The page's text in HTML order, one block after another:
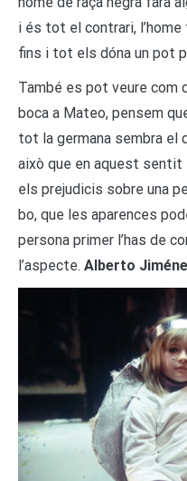
i és tot el contrari,
fins i tot els dóna un pot
També es pot veure com
boca a Mateo, pensem
tot la germana sembra el
això que en aquest sentit
els prejudicis sobre una
bo, que les aparences
persona primer l’has de
l’aspecte. Alberto